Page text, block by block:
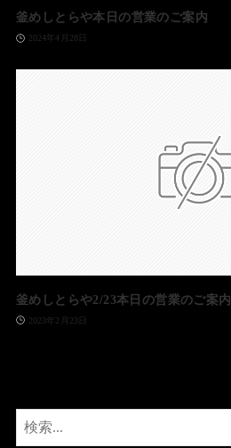
釜めしとらや本日の営業のご案内
2024年4月28日
釜めしとらや2/23本日の営業のご案内
2023年2月23日